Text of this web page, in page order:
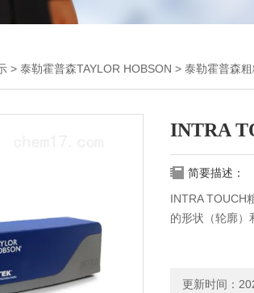
> 泰勒霍普森TAYLOR HOBSON > 泰勒霍普森
INTRA
简要描述：
INTRA TOUCH
的形状（轮廓）
更新时间：